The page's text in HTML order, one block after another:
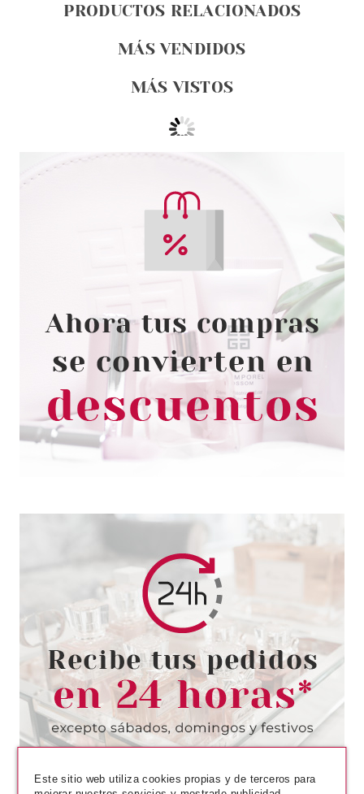
PRODUCTOS RELACIONADOS
MÁS VENDIDOS
MÁS VISTOS
ESSENCE
ESSENCE JURASSIC WORLD
PULSERA
Pvr 2.49€
-24%
desde
1.89€
ESSENCE
ESSENCE HARLEY QUINN
PACK DE TRES COLETEROS
Pvr 4.49€
-13%
desde
3.90€
Este sitio web utiliza cookies propias y de terceros para